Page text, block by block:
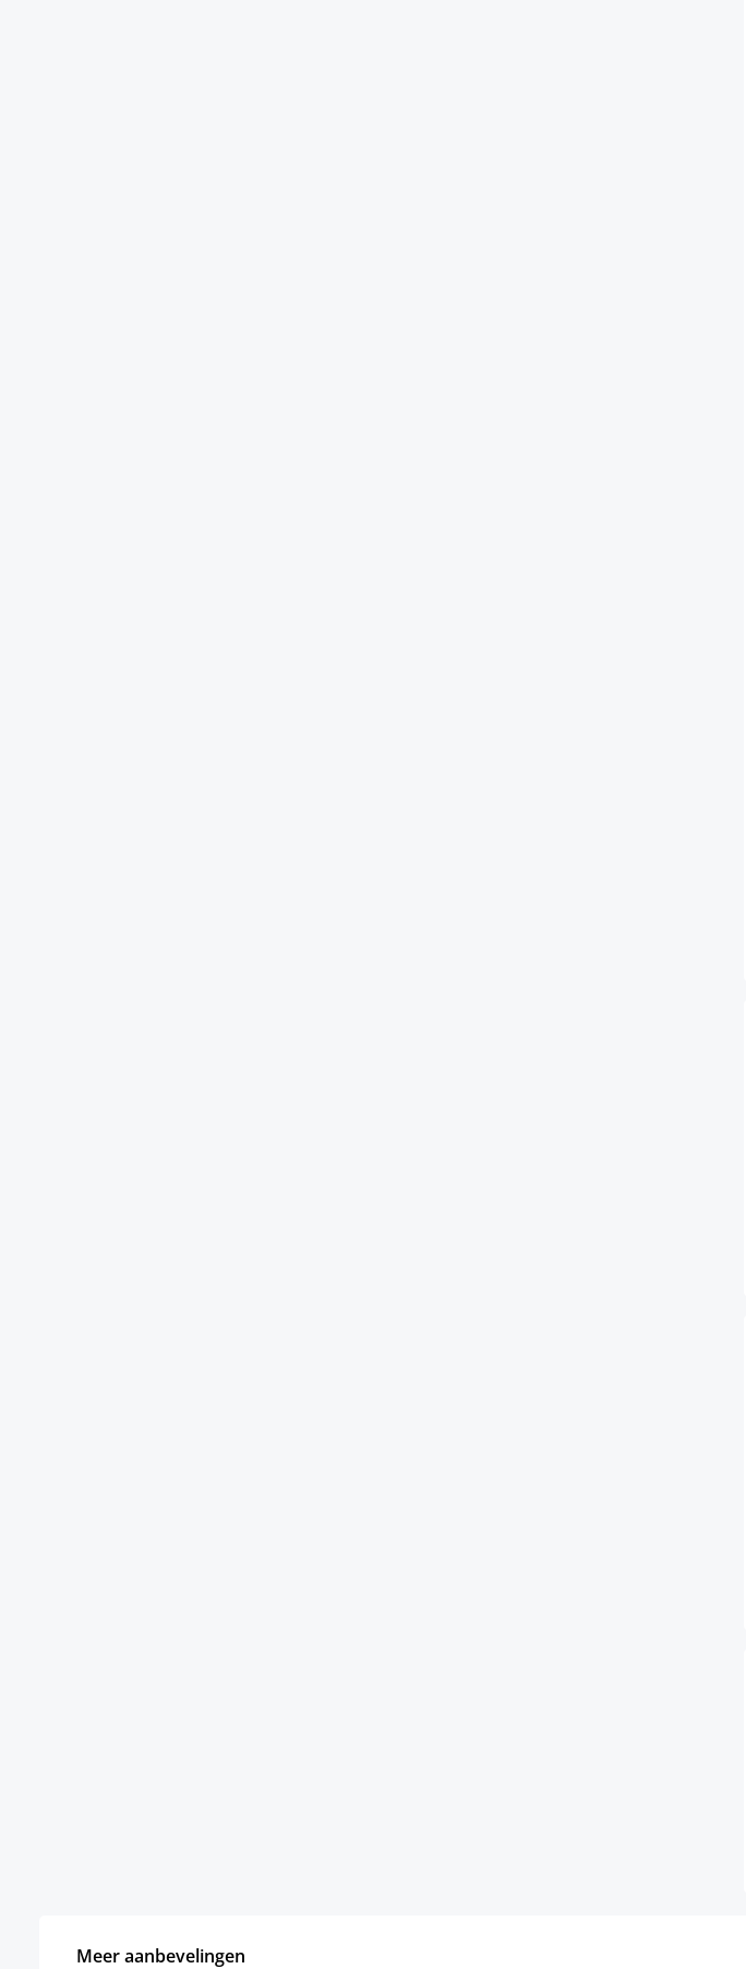
Meer aanbevelingen